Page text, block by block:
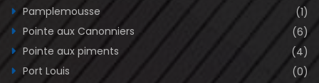
Pamplemousse
(1)
Pointe aux Canonniers
(6)
Pointe aux piments
(4)
Port Louis
(0)